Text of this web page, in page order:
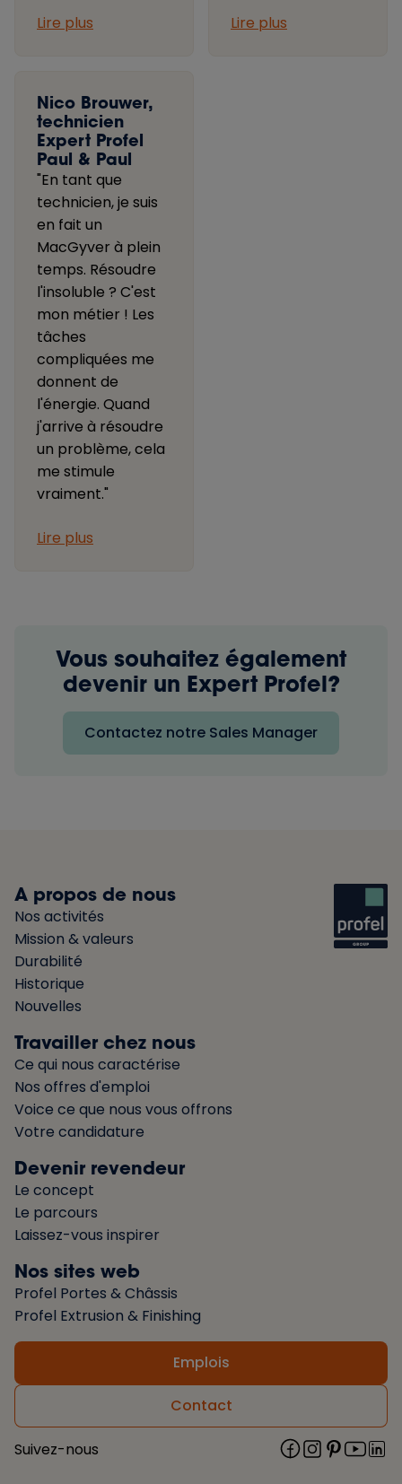
Lire plus Lire plus
Nico Brouwer,
technicien
Expert Profel
Paul & Paul
"En tant que
technicien, je suis
en fait un
MacGyver à plein
temps. Résoudre
l'insoluble ? C'est
mon métier ! Les
tâches
compliquées me
donnent de
l'énergie. Quand
j'arrive à résoudre
un problème, cela
me stimule
vraiment."
Lire plus
Vous souhaitez également
devenir un Expert Profel?
Contactez notre Sales Manager
A propos de nous
Nos activités
Mission & valeurs
Durabilité
Historique
Nouvelles
Travailler chez nous
Ce qui nous caractérise
Nos offres d'emploi
Voice ce que nous vous offrons
Votre candidature
Devenir revendeur
Le concept
Le parcours
Laissez-vous inspirer
Nos sites web
Profel Portes & Châssis
Profel Extrusion & Finishing
Emplois
Contact
Suivez-nous